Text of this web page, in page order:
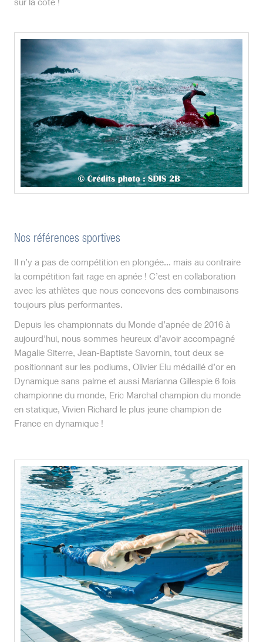
Nos références sportives
Il n’y a pas de compétition en plongée... mais au contraire
la compétition fait rage en apnée ! C’est en collaboration
avec les athlètes que nous concevons des combinaisons
toujours plus performantes.
Depuis les championnats du Monde d’apnée de 2016 à
aujourd'hui, nous sommes heureux d’avoir accompagné
Magalie Siterre, Jean-Baptiste Savornin, tout deux se
positionnant sur les podiums, Olivier Elu médaillé d’or en
Dynamique sans palme et aussi Marianna Gillespie 6 fois
championne du monde, Eric Marchal champion du monde
en statique, Vivien Richard le plus jeune champion de
France en dynamique !